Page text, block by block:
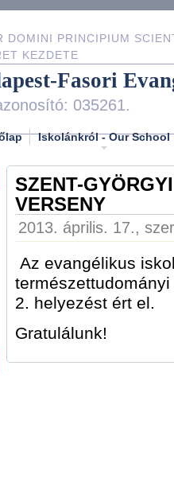
DOMINI PRINCIPIUM
KEZDETE
Fasori
035261.
Iskolánkról - Our School
SZENT-
VERSENY
2013. április. 17.,
Az evangélikus
2. helyezést ért el.
Gratulálunk!